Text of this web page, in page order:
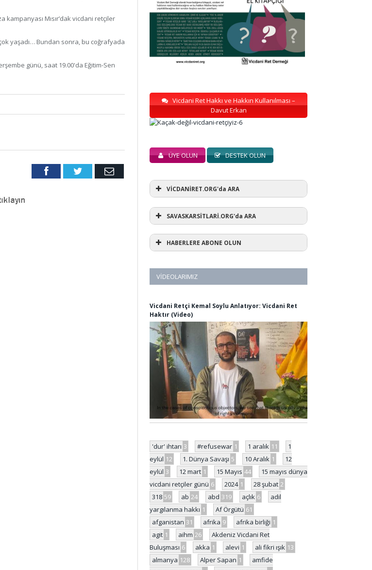
kampanyası Mısır’dak vicdani retçiler
çok yaşadı… Bundan sonra, bu coğrafyada
günü, saat 19.00'da Eğitim-Sen
FacebookTwitter Email
Vicdani Ret Hakkı ve Hakkın Kullanılması –
Davut Erkan
ÜYE OLUN DESTEK OLUN
VİCDANİRET.ORG'da ARA
SAVASKARSİTLARİ.ORG'da ARA
HABERLERE ABONE OLUN
VIDEOLARIMIZ
Vicdani Retçi Kemal Soylu Anlatıyor: Vicdani Ret
Haktır (Video)
'dur' ihtarı 3 #refusewar 1 1 aralık 11
1
eylül 12 1. Dünya Savaşı 5 10 Aralık 1
12
eylül 3 12 mart 1 15 Mayıs 44
15 mayıs dünya
vicdani retçiler günü 6 2024 1 28 şubat 2
318 59 ab 24 abd 319 açlık 6
adil
yargılanma hakkı 1 Af Örgütü 61
afganistan 31 afrika 9 afrika birliği 1
agit 1 aihm 26
Akdeniz Vicdani Ret
Buluşması 6 akka 1 alevi 1 ali fikri ışık 13
almanya 128 Alper Sapan 1
amfide